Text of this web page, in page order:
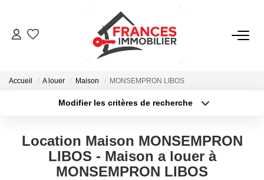
ESTIMATION
Accueil A louer Maison MONSEMPRON LIBOS
Modifier les critères de recherche
Sélectionnez...
Type de bien
Surface min
Location Maison MONSEMPRON
LIBOS - Maison a louer à
MONSEMPRON LIBOS